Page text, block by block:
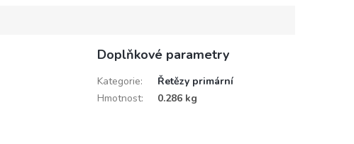
Doplňkové parametry
Kategorie:
Řetězy primární
Hmotnost: 0.286 kg